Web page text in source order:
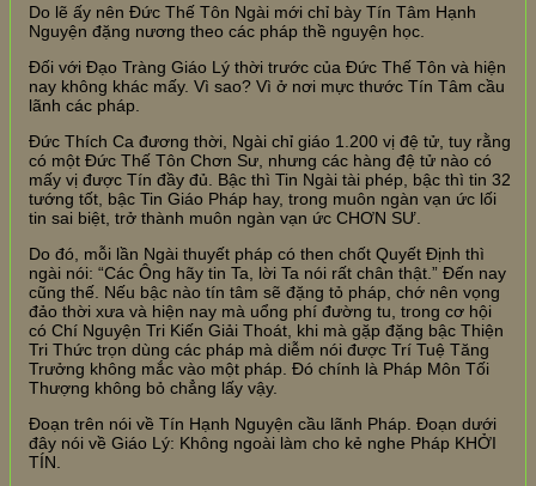
Do lẽ ấy nên Đức Thế Tôn Ngài mới chỉ bày Tín Tâm Hạnh
Nguyện đặng nương theo các pháp thề nguyện học.
Đối với Đạo Tràng Giáo Lý thời trước của Đức Thế Tôn và hiện
nay không khác mấy. Vì sao? Vì ở nơi mực thước Tín Tâm cầu
lãnh các pháp.
Đức Thích Ca đương thời, Ngài chỉ giáo 1.200 vị đệ tử, tuy rằng
có một Đức Thế Tôn Chơn Sư, nhưng các hàng đệ tử nào có
mấy vị được Tín đầy đủ. Bậc thì Tin Ngài tài phép, bậc thì tin 32
tướng tốt, bậc Tin Giáo Pháp hay, trong muôn ngàn vạn ức lối
tin sai biệt, trở thành muôn ngàn vạn ức CHƠN SƯ.
Do đó, mỗi lần Ngài thuyết pháp có then chốt Quyết Định thì
ngài nói: “Các Ông hãy tin Ta, lời Ta nói rất chân thật.” Đến nay
cũng thế. Nếu bậc nào tín tâm sẽ đặng tỏ pháp, chớ nên vọng
đảo thời xưa và hiện nay mà uổng phí đường tu, trong cơ hội
có Chí Nguyện Tri Kiến Giải Thoát, khi mà gặp đặng bậc Thiện
Tri Thức trọn dùng các pháp mà diễm nói được Trí Tuệ Tăng
Trưởng không mắc vào một pháp. Đó chính là Pháp Môn Tối
Thượng không bỏ chẳng lấy vậy.
Đoạn trên nói về Tín Hạnh Nguyện cầu lãnh Pháp. Đoạn dưới
đây nói về Giáo Lý: Không ngoài làm cho kẻ nghe Pháp KHỞI
TÍN.